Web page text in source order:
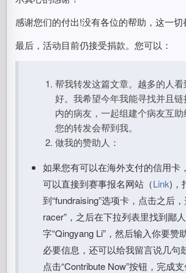
感谢您们的付出!没有各位的帮助，这一切
最后，活动目前仍接受捐款。您可以：
帮我转发这篇文章。越多的人
好。我希望今年我能寻找并且
内的病友，一起组建个病友互
您的转发会帮到我。
做我的赞助人：
如果您有可以在海外支付的信用卡
可以直接到赛事报名网站（Link)，
到“fundraising”选项卡，点击之后
racer”，之后在下拉列表里找到鄙
字“Qingyang Li”，然后输入你要赞
必要信息，还可以给我留言说几句
点击“Contribute Now”按钮，完成支